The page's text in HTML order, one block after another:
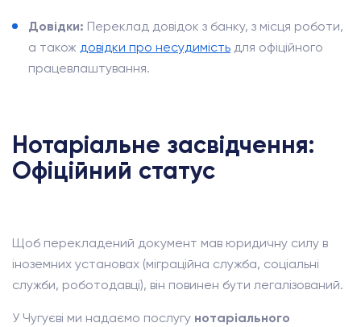
Довідки: Переклад довідок з банку, з місця роботи,
а також довідки про несудимість для офіційного
працевлаштування.
Нотаріальне засвідчення:
Офіційний статус
Щоб перекладений документ мав юридичну силу в
іноземних установах (міграційна служба, соціальні
служби, роботодавці), він повинен бути легалізований.
У Чугуєві ми надаємо послугу нотаріального